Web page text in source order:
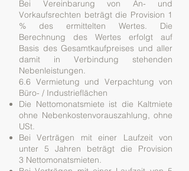
Bei Vereinbarung von An- und
Vorkaufsrechten beträgt die Provision 1
% des ermittelten Wertes. Die
Berechnung des Wertes erfolgt auf
Basis des Gesamtkaufpreises und aller
damit in Verbindung stehenden
Nebenleistungen.
6.6 Vermietung und Verpachtung von
Büro- / Industrieflächen
Die Nettomonatsmiete ist die Kaltmiete
ohne Nebenkostenvorauszahlung, ohne
USt.
Bei Verträgen mit einer Laufzeit von
unter 5 Jahren beträgt die Provision
3 Nettomonatsmieten.